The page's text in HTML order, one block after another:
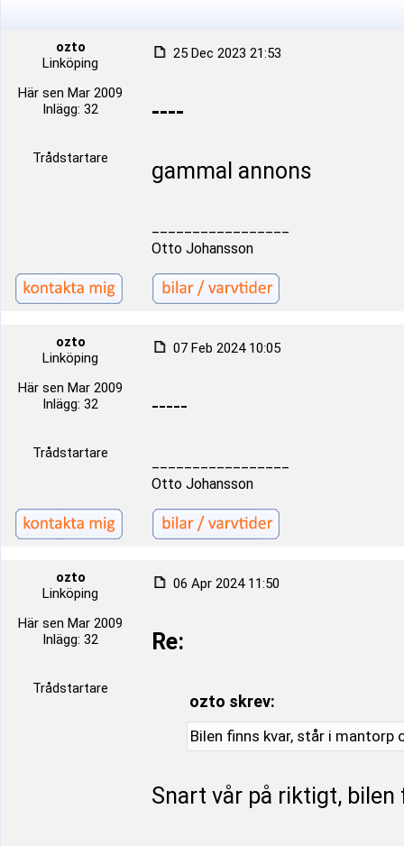
ozto
Linköping
Här sen Mar 2009
Inlägg: 32
Trådstartare
25 Dec 2023 21:53
----
gammal annons
Otto Johansson
ozto
Linköping
Här sen Mar 2009
Inlägg: 32
Trådstartare
07 Feb 2024 10:05
-----
Otto Johansson
ozto
Linköping
Här sen Mar 2009
Inlägg: 32
Trådstartare
06 Apr 2024 11:50
Re:
ozto skrev:
Bilen finns kvar, står i
Snart vår på riktigt, bilen